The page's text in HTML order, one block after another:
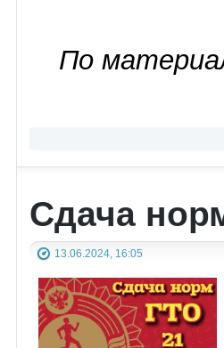
По
Сдача
13.06.2024, 16:05